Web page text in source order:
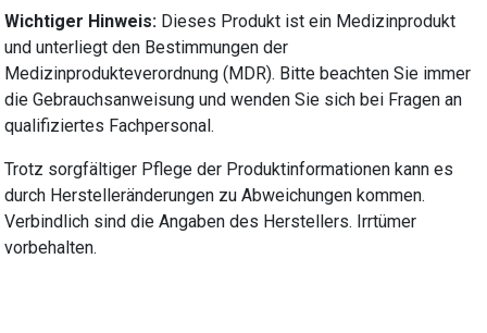
Wichtiger Hinweis: Dieses Produkt ist ein Medizinprodukt
und unterliegt den Bestimmungen der
Medizinprodukteverordnung (MDR). Bitte beachten Sie immer
die Gebrauchsanweisung und wenden Sie sich bei Fragen an
qualifiziertes Fachpersonal.
Trotz sorgfältiger Pflege der Produktinformationen kann es
durch Herstelleränderungen zu Abweichungen kommen.
Verbindlich sind die Angaben des Herstellers. Irrtümer
vorbehalten.